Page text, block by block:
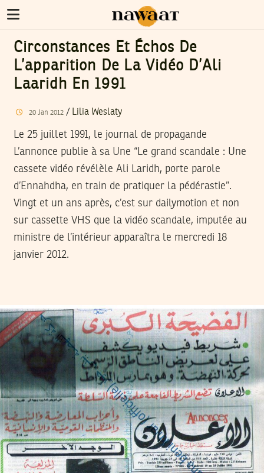
Circonstances Et Échos De
L’apparition De La Vidéo D’Ali
Laaridh En 1991
20 Jan 2012/ Lilia Weslaty
Le 25 juillet 1991, le journal de propagande
L’annonce publie à sa Une “Le grand scandale : Une
cassete vidéo révélèle Ali Laridh, porte parole
d’Ennahdha, en train de pratiquer la pédérastie”.
Vingt et un ans après, c’est sur dailymotion et non
sur cassette VHS que la vidéo scandale, imputée au
ministre de l’intérieur apparaîtra le mercredi 18
janvier 2012.